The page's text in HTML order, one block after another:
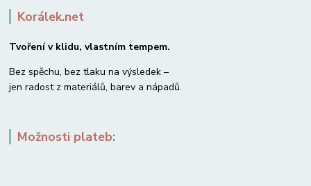
Korálek.net
Tvoření v klidu, vlastním tempem.
Bez spěchu, bez tlaku na výsledek –
jen radost z materiálů, barev a nápadů.
Možnosti plateb: